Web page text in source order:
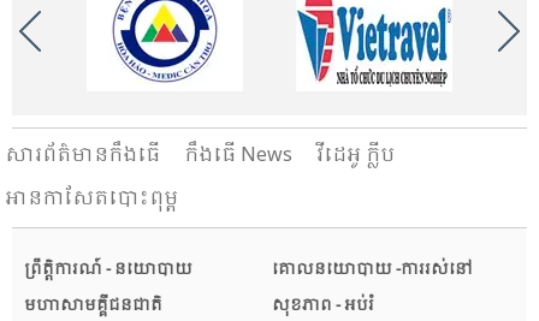
សារ​ព័ត៌មានកឹងធើ កឹងធើ News
វីដេអូ ក្លីប
អានកាសែតបោះពុម្ព
ព្រឹត្តិការណ៍ - នយោបាយ
គោលនយោបាយ -ការរស់នៅ
មហាសាមគ្គីជនជាតិ
សុខភាព - អប់រំ